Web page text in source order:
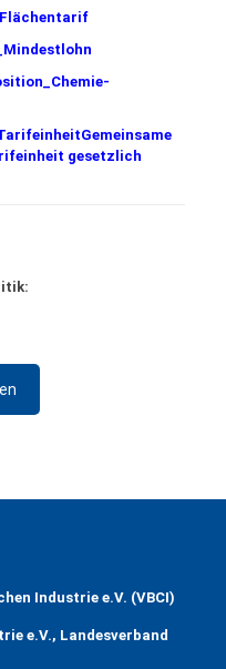
Gemeinsame
gesetzlich
Industrie e.V. (VBCI)
e.V., Landesverband